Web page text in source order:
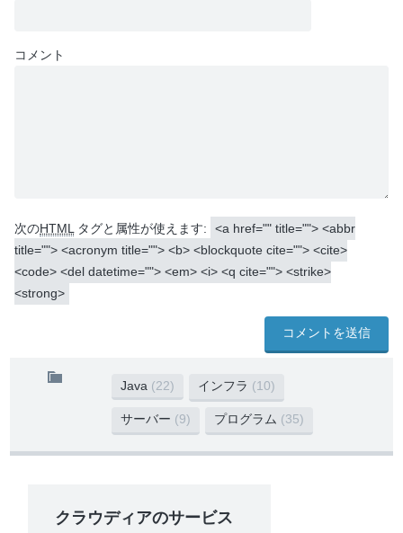
コメント
次のHTML タグと属性が使えます:
<a href="" title=""> <abbr
title=""> <acronym title=""> <b> <blockquote cite=""> <cite>
<code> <del datetime=""> <em> <i> <q cite=""> <strike>
<strong>
Java (22) インフラ (10)
サーバー (9) プログラム (35)
クラウディアのサービス